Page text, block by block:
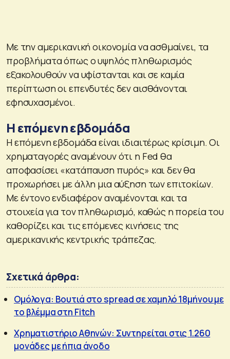
Με την αμερικανική οικονομία να ασθμαίνει, τα
προβλήματα όπως ο υψηλός πληθωρισμός
εξακολουθούν να υφίστανται και σε καμία
περίπτωση οι επενδυτές δεν αισθάνονται
εφησυχασμένοι.
Η επόμενη εβδομάδα
Η επόμενη εβδομάδα είναι ιδιαιτέρως κρίσιμη. Οι
χρηματαγορές αναμένουν ότι η Fed θα
αποφασίσει «κατάπαυση πυρός» και δεν θα
προχωρήσει με άλλη μια αύξηση των επιτοκίων.
Με έντονο ενδιαφέρον αναμένονται και τα
στοιχεία για τον πληθωρισμό, καθώς η πορεία του
καθορίζει και τις επόμενες κινήσεις της
αμερικανικής κεντρικής τράπεζας.
Σχετικά άρθρα:
Ομόλογα: Βουτιά στο spread σε χαμηλό 18μήνου με
το βλέμμα στη Fitch
Χρηματιστήριο Αθηνών: Συντηρείται στις 1.260
μονάδες με ήπια άνοδο